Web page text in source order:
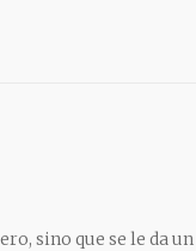
sino que se le da